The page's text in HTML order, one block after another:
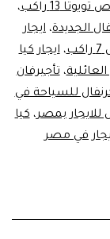
13 راكب
،
الجديدة، ايجار
،ايجار كيا
،تأجيرفان
للسياحة في
للايجار بمصر،كيا
في مصر